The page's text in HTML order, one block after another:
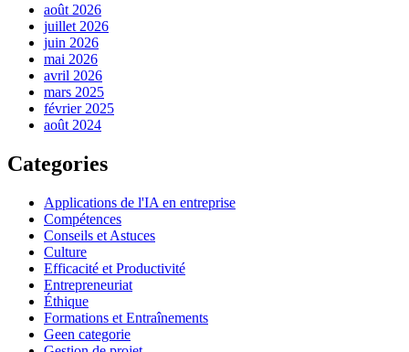
août 2026
juillet 2026
juin 2026
mai 2026
avril 2026
mars 2025
février 2025
août 2024
Categories
Applications de l'IA en entreprise
Compétences
Conseils et Astuces
Culture
Efficacité et Productivité
Entrepreneuriat
Éthique
Formations et Entraînements
Geen categorie